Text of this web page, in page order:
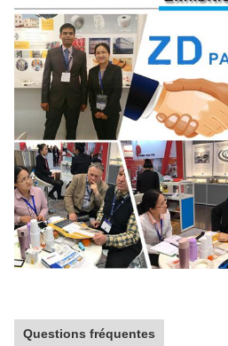
Questions fréquentes